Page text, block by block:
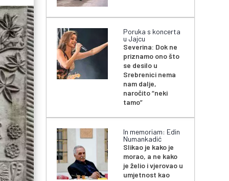
Poruka s koncerta
u Jajcu
Severina: Dok ne
priznamo ono što
se desilo u
Srebrenici nema
nam dalje,
naročito “neki
tamo”
In memoriam: Edin
Numankadić
Slikao je kako je
morao, a ne kako
je želio i vjerovao u
umjetnost kao